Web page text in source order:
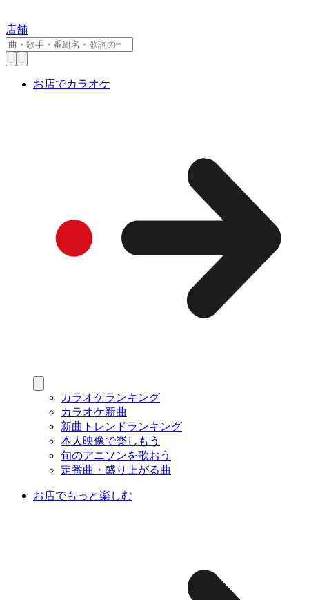
店舗
お店でカラオケ
カラオケランキング
カラオケ新曲
新曲トレンドランキング
本人映像で楽しもう
旬のアニソンを歌おう
定番曲・盛り上がる曲
お店でもっと楽しむ